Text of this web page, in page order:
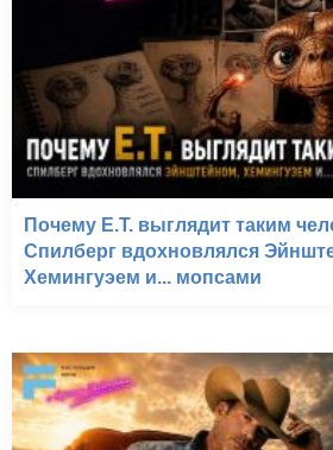
Почему E.T. выглядит таким
Спилберг вдохновлялся
Хемингуэем и... мопсами